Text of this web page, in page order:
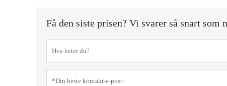
Få den siste prisen? Vi svarer så snart